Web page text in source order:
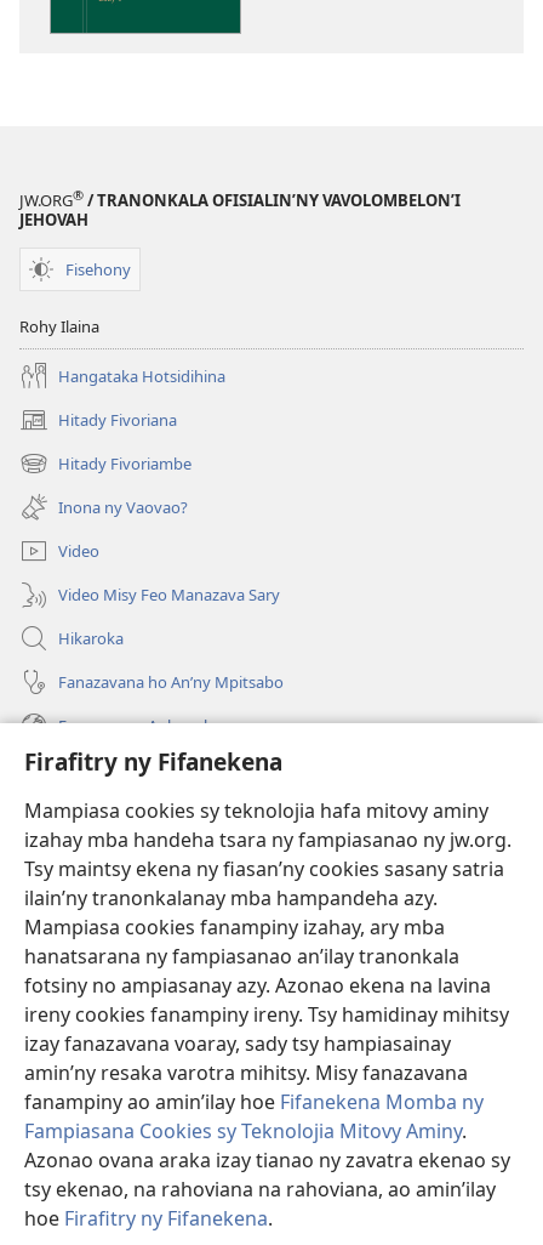
Firafitry ny Fifanekena
Mampiasa cookies sy teknolojia hafa mitovy aminy
izahay mba handeha tsara ny fampiasanao ny jw.org.
Tsy maintsy ekena ny fiasan’ny cookies sasany satria
ilain’ny tranonkalanay mba hampandeha azy.
Mampiasa cookies fanampiny izahay, ary mba
hanatsarana ny fampiasanao an’ilay tranonkala
fotsiny no ampiasanay azy. Azonao ekena na lavina
ireny cookies fanampiny ireny. Tsy hamidinay mihitsy
izay fanazavana voaray, sady tsy hampiasainay
amin’ny resaka varotra mihitsy. Misy fanazavana
fanampiny ao amin’ilay hoe Fifanekena Momba ny
Fampiasana Cookies sy Teknolojia Mitovy Aminy.
Azonao ovana araka izay tianao ny zavatra ekenao sy
tsy ekenao, na rahoviana na rahoviana, ao amin’ilay
hoe Firafitry ny Fifanekena.
JW.ORG® / TRANONKALA OFISIALIN’NY VAVOLOMBELON’I
JEHOVAH
Fisehony
Rohy Ilaina
Hangataka Hotsidihina
Hitady Fivoriana
(manokatra
rohy) Hitady Fivoriambe
(manokatra
rohy) Inona ny Vaovao?
Video
Video Misy Feo Manazava Sary
Hikaroka
Fanazavana ho An’ny Mpitsabo
Fanazavana Ankapobeny
Fanampiana
Fanomezana
(manokatra
rohy)
FITEHIRIZAM-BOKIN’NY Vavolombelon’i Jehovah
(manokatra
rohy)
JW Hub
(manokatra
rohy)
JW Library
Watchtower Library ®
Copyright© 2026 Watch Tower Bible and Tract Society of Pennsylvania.
FIFANEKENA| FIFANEKENA MOMBA NY TSIAMBARATELO
NY FIFANEKENA